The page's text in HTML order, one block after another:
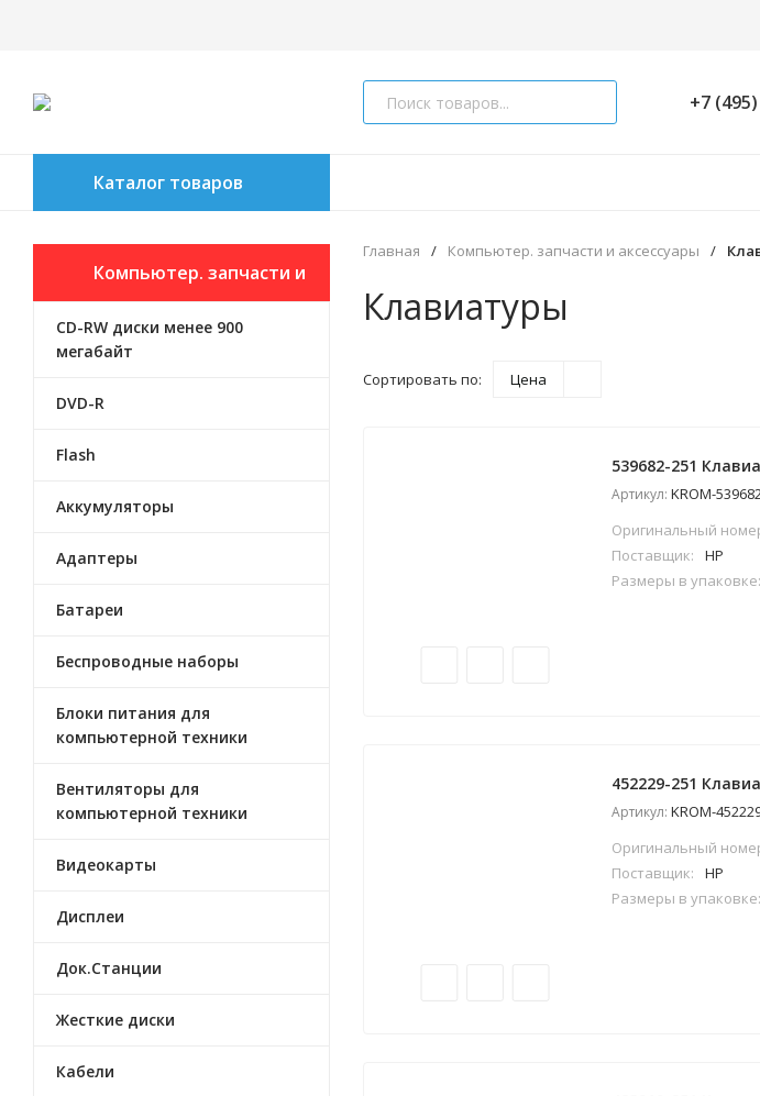
+7
Каталог товаров
Компьютер. запчасти и
аксессуары
CD-RW диски менее 900
мегабайт
DVD-R
Flash
Аккумуляторы
Адаптеры
Батареи
Беспроводные наборы
Блоки питания для
компьютерной техники
Вентиляторы для
компьютерной техники
Видеокарты
Дисплеи
Док.Станции
Жесткие диски
Кабели
Главная / Компьютер. запчасти и аксессуары /
Клавиатуры
Сортировать по: Цена
539682-251
Артикул: KROM-
Оригинальный
Поставщик:
HP
Размеры в упаковке:
452229-251
Артикул: KROM-
Оригинальный
Поставщик:
HP
Размеры в упаковке: